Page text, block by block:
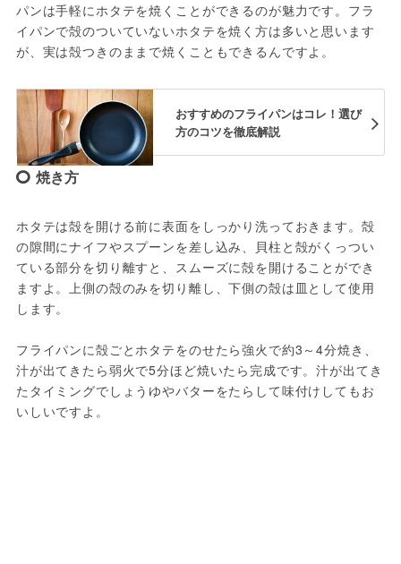
パンは手軽にホタテを焼くことができるのが魅力です。フラ
イパンで殻のついていないホタテを焼く方は多いと思います
が、実は殻つきのままで焼くこともできるんですよ。
おすすめのフライパンはコレ！選び
方のコツを徹底解説
焼き方
ホタテは殻を開ける前に表面をしっかり洗っておきます。殻
の隙間にナイフやスプーンを差し込み、貝柱と殻がくっつい
ている部分を切り離すと、スムーズに殻を開けることができ
ますよ。上側の殻のみを切り離し、下側の殻は皿として使用
します。
フライパンに殻ごとホタテをのせたら強火で約3～4分焼き、
汁が出てきたら弱火で5分ほど焼いたら完成です。汁が出てき
たタイミングでしょうゆやバターをたらして味付けしてもお
いしいですよ。